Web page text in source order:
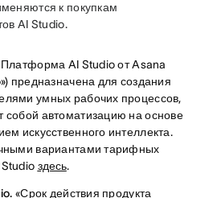
к покупкам
AI Studio.
Платформа AI Studio от Asana
предназначена для создания
умных рабочих процессов,
собой автоматизацию на основе
искусственного интеллекта.
вариантами тарифных
здесь.
«Срок действия продукта